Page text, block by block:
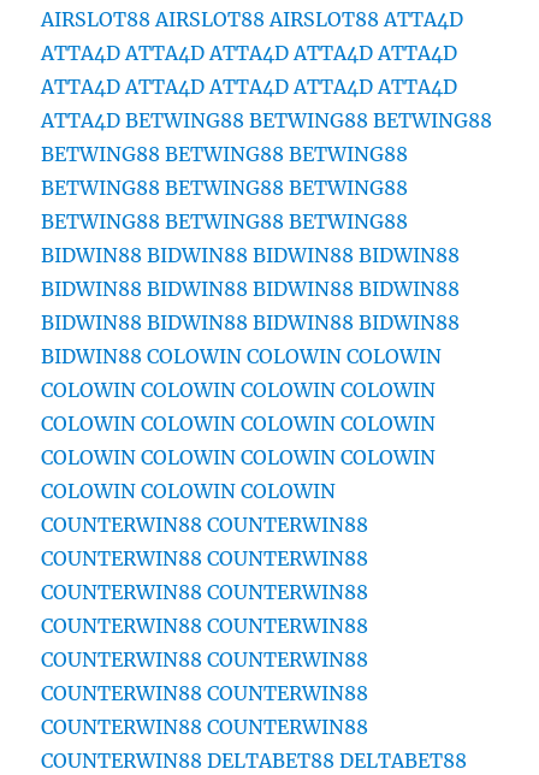
AIRSLOT88 AIRSLOT88 AIRSLOT88 ATTA4D
ATTA4D ATTA4D ATTA4D ATTA4D ATTA4D
ATTA4D ATTA4D ATTA4D ATTA4D ATTA4D
ATTA4D BETWING88 BETWING88 BETWING88
BETWING88 BETWING88 BETWING88
BETWING88 BETWING88 BETWING88
BETWING88 BETWING88 BETWING88
BIDWIN88 BIDWIN88 BIDWIN88 BIDWIN88
BIDWIN88 BIDWIN88 BIDWIN88 BIDWIN88
BIDWIN88 BIDWIN88 BIDWIN88 BIDWIN88
BIDWIN88 COLOWIN COLOWIN COLOWIN
COLOWIN COLOWIN COLOWIN COLOWIN
COLOWIN COLOWIN COLOWIN COLOWIN
COLOWIN COLOWIN COLOWIN COLOWIN
COLOWIN COLOWIN COLOWIN
COUNTERWIN88 COUNTERWIN88
COUNTERWIN88 COUNTERWIN88
COUNTERWIN88 COUNTERWIN88
COUNTERWIN88 COUNTERWIN88
COUNTERWIN88 COUNTERWIN88
COUNTERWIN88 COUNTERWIN88
COUNTERWIN88 COUNTERWIN88
COUNTERWIN88 DELTABET88 DELTABET88